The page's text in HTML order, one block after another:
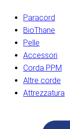
Paracord
BioThane
Pelle
Accessori
Corda PPM
Altre corde
Attrezzatura